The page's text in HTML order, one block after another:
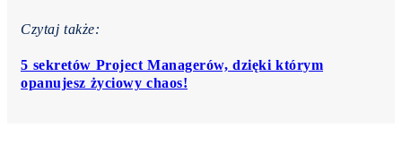
Czytaj także:
5 sekretów Project Managerów, dzięki którym
opanujesz życiowy chaos!